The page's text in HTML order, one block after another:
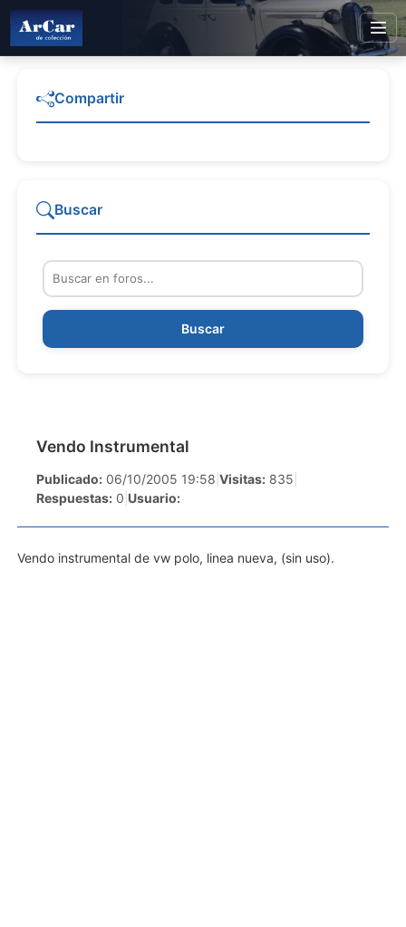
Vendo Instrumental
Publicado: 06/10/2005 19:58 Visitas: 835
Respuestas: 0 Usuario:
Vendo instrumental de vw polo, linea nueva, (sin uso).
Compartir
Buscar
Buscar